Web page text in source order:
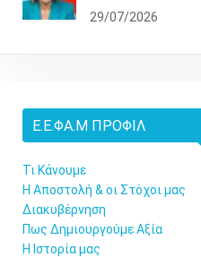
29/07/2026
Ε.Ε.ΦΑ.Μ ΠΡΟΦΊΛ
Τι Κάνουμε
Η Αποστολή & οι Στόχοι μας
Διακυβέρνηση
Πως Δημιουργούμε Αξία
Η Ιστορία μας